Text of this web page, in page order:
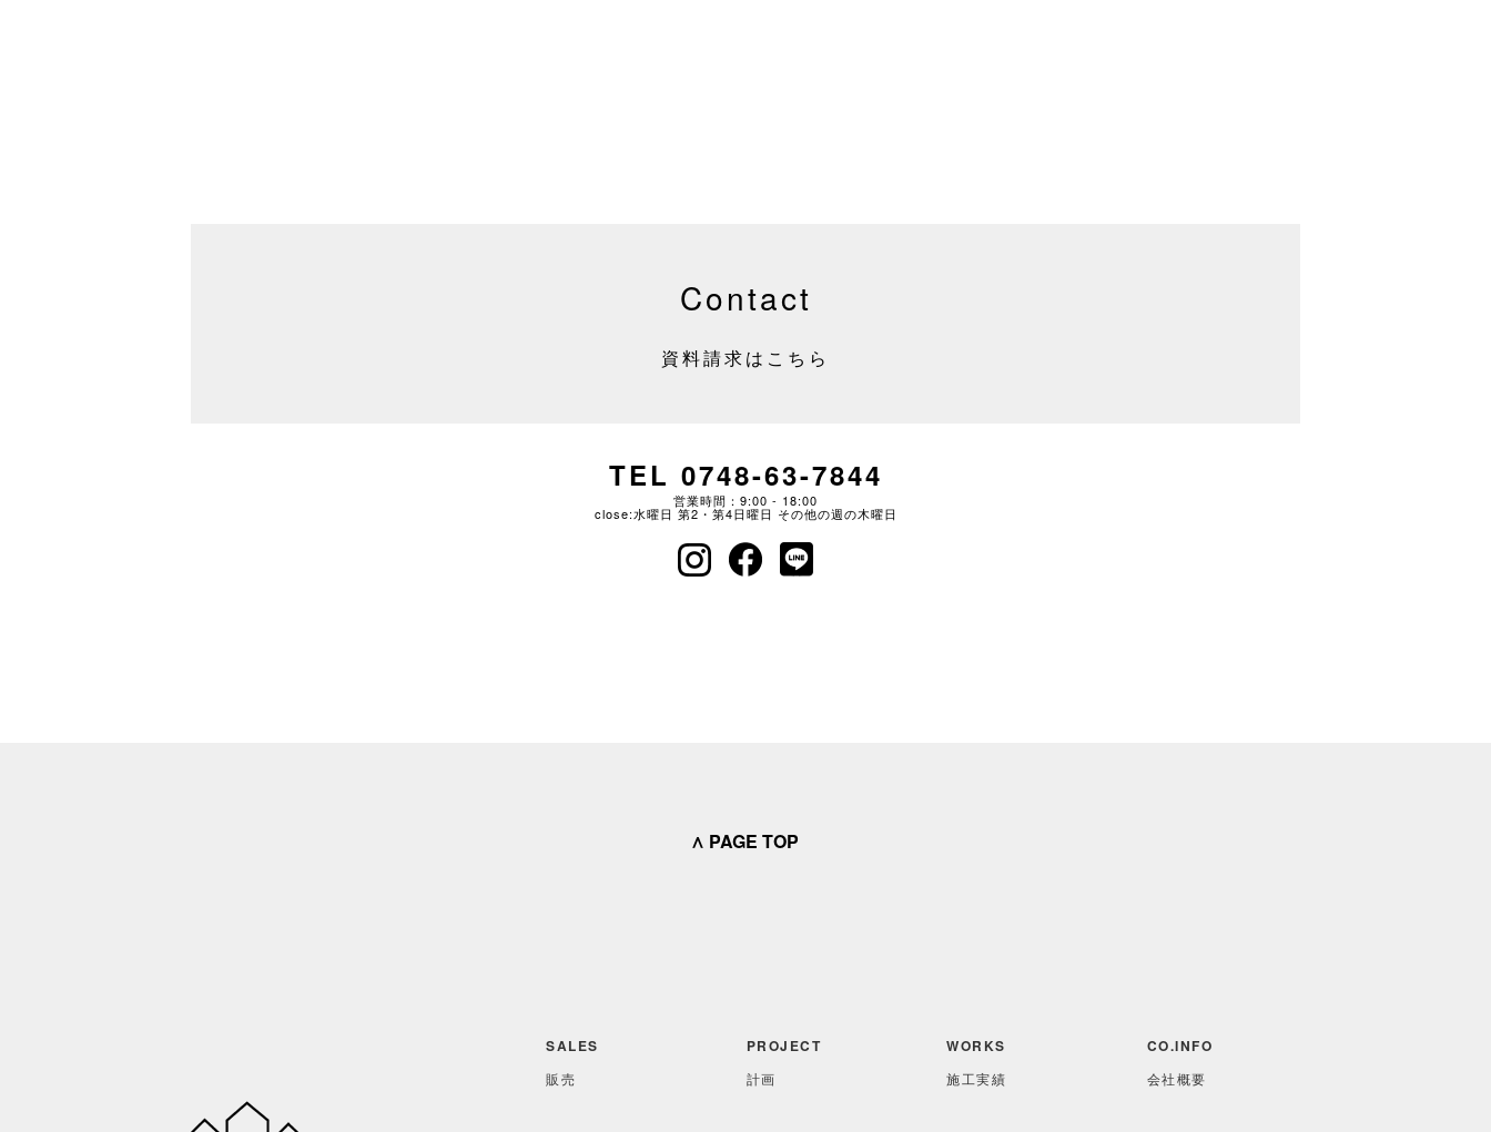
Contact
資料請求はこちら
TEL 0748-63-7844
営業時間：9:00 - 18:00
close:水曜日 第2・第4日曜日 その他の週の木曜日
∧ PAGE TOP
SALES
販売
PROJECT
計画
WORKS
施工実績
CO.INFO
会社概要